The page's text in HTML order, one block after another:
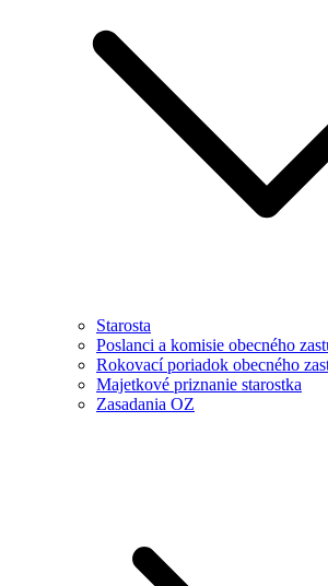
Starosta
Poslanci a komisie obecného
Rokovací poriadok obecného
Majetkové priznanie starostka
Zasadania OZ